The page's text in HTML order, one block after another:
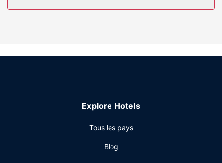
également l'accès Wi-Fi à Internet gratuit, une boutique de
d'organisation de mariages.
Explore Hotels
Tous les pays
Blog